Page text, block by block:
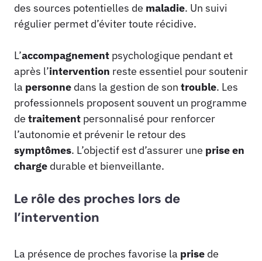
des sources potentielles de maladie. Un suivi
régulier permet d’éviter toute récidive.
L’accompagnement psychologique pendant et
après l’intervention reste essentiel pour soutenir
la personne dans la gestion de son trouble. Les
professionnels proposent souvent un programme
de traitement personnalisé pour renforcer
l’autonomie et prévenir le retour des
symptômes. L’objectif est d’assurer une prise en
charge durable et bienveillante.
Le rôle des proches lors de
l’intervention
La présence de proches favorise la prise de